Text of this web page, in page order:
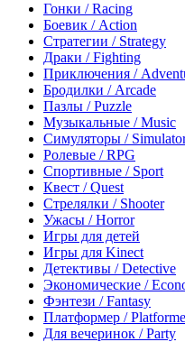
Гонки / Racing
Боевик / Action
Стратегии / Strategy
Драки / Fighting
Приключения /
Бродилки / Arcade
Пазлы / Puzzle
Музыкальные / Music
Симуляторы /
Ролевые / RPG
Спортивные / Sport
Квест / Quest
Стрелялки / Shooter
Ужасы / Horror
Игры для детей
Игры для Kinect
Детективы / Detective
Экономические /
Фэнтези / Fantasy
Платформер /
Для вечеринок / Party